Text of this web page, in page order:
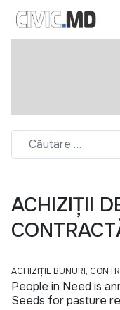
ACHIZIȚII
ACHIZIȚIE BUNURI,
People in Need is
Seeds for pasture